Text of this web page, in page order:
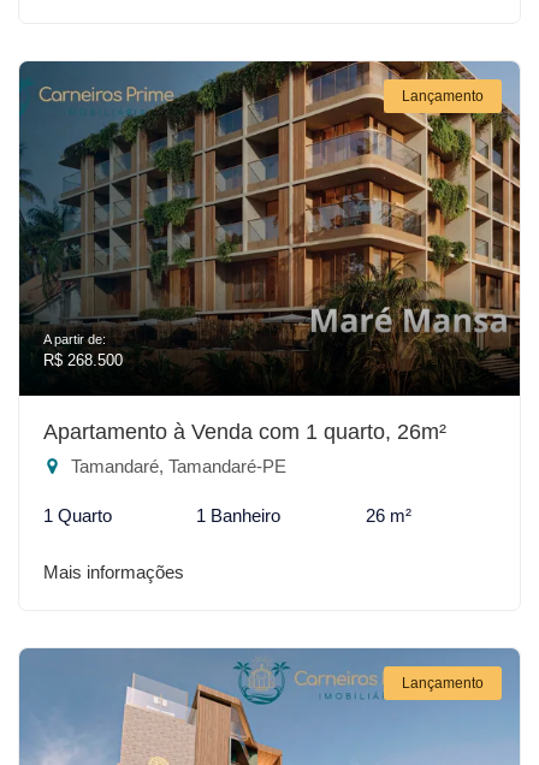
Lançamento
A partir de:
R$ 268.500
Apartamento à Venda com 1 quarto, 26m²
Tamandaré, Tamandaré-PE
1 Quarto 1 Banheiro 26 m²
Mais informações
Lançamento